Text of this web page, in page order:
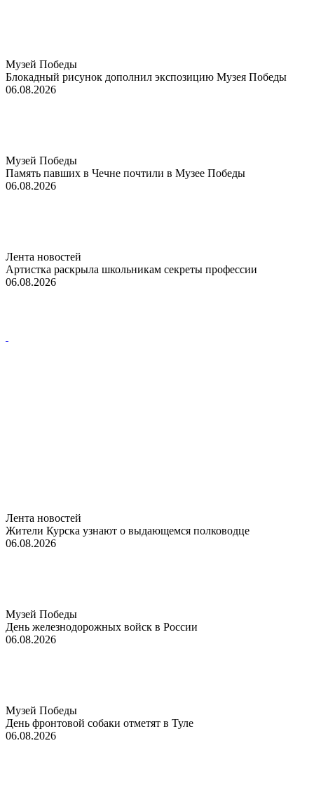
Музей Победы
Блокадный рисунок дополнил экспозицию Музея Победы
06.08.2026
Музей Победы
Память павших в Чечне почтили в Музее Победы
06.08.2026
Лента новостей
Артистка раскрыла школьникам секреты профессии
06.08.2026
Лента новостей
Жители Курска узнают о выдающемся полководце
06.08.2026
Музей Победы
День железнодорожных войск в России
06.08.2026
Музей Победы
День фронтовой собаки отметят в Туле
06.08.2026